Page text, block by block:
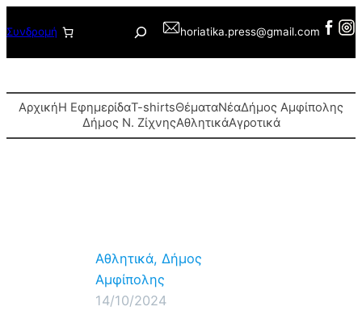
στο
περιεχόμενο
Συνδρομή Αναζήτησηhoriatika.press@gmail.com
ΑρχικήΗ ΕφημερίδαT-shirtsΘέματαΝέαΔήμος Αμφίπολης
Δήμος Ν. ΖίχνηςΑθλητικάΑγροτικά
Αθλητικά, Δήμος
Αμφίπολης
14/10/2024